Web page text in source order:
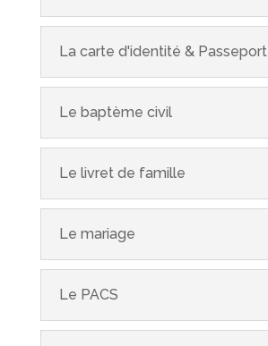
La carte d'identité & Passeport
Le baptème civil
Le livret de famille
Le mariage
Le PACS